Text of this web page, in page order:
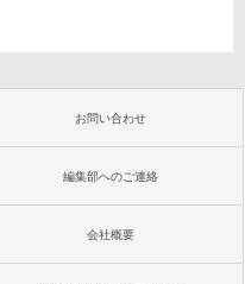
お問い合わせ
編集部へのご連絡
会社概要